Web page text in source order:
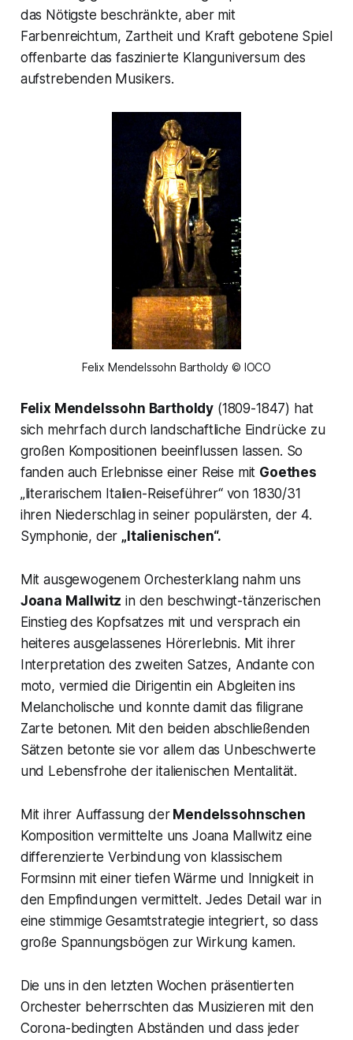
das Nötigste beschränkte, aber mit
Farbenreichtum, Zartheit und Kraft gebotene Spiel
offenbarte das faszinierte Klanguniversum des
aufstrebenden Musikers.
Felix Mendelssohn Bartholdy © IOCO
Felix Mendelssohn Bartholdy (1809-1847) hat
sich mehrfach durch landschaftliche Eindrücke zu
großen Kompositionen beeinflussen lassen. So
fanden auch Erlebnisse einer Reise mit Goethes
„literarischem Italien-Reiseführer“von 1830/31
ihren Niederschlag in seiner populärsten, der 4.
Symphonie, der „Italienischen“.
Mit ausgewogenem Orchesterklang nahm uns
Joana Mallwitz in den beschwingt-tänzerischen
Einstieg des Kopfsatzes mit und versprach ein
heiteres ausgelassenes Hörerlebnis. Mit ihrer
Interpretation des zweiten Satzes, Andante con
moto, vermied die Dirigentin ein Abgleiten ins
Melancholische und konnte damit das filigrane
Zarte betonen. Mit den beiden abschließenden
Sätzen betonte sie vor allem das Unbeschwerte
und Lebensfrohe der italienischen Mentalität.
Mit ihrer Auffassung derMendelssohnschen
Komposition vermittelte uns Joana Mallwitz eine
differenzierte Verbindung von klassischem
Formsinn mit einer tiefen Wärme und Innigkeit in
den Empfindungen vermittelt. Jedes Detail war in
eine stimmige Gesamtstrategie integriert, so dass
große Spannungsbögen zur Wirkung kamen.
Die uns in den letzten Wochen präsentierten
Orchester beherrschten das Musizieren mit den
Corona-bedingten Abständen und dass jeder